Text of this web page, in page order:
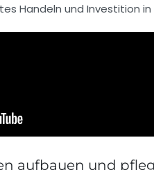
Handeln und Investition
aufbauen und